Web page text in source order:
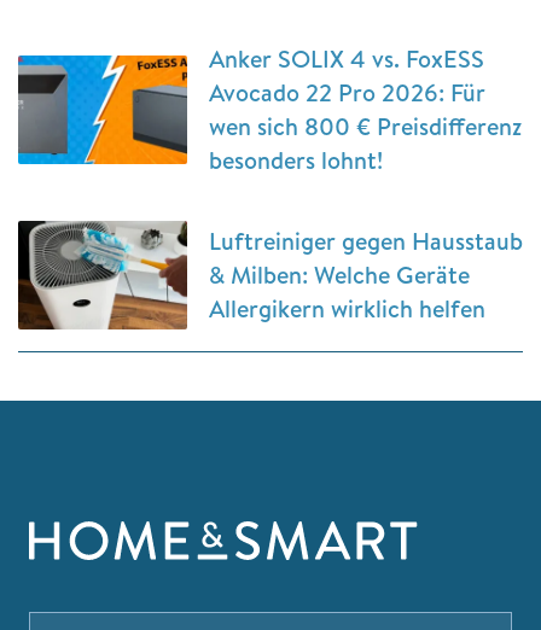
Anker SOLIX 4 vs. FoxESS
Avocado 22 Pro 2026: Für
wen sich 800 € Preisdifferenz
besonders lohnt!
Luftreiniger gegen Hausstaub
& Milben: Welche Geräte
Allergikern wirklich helfen